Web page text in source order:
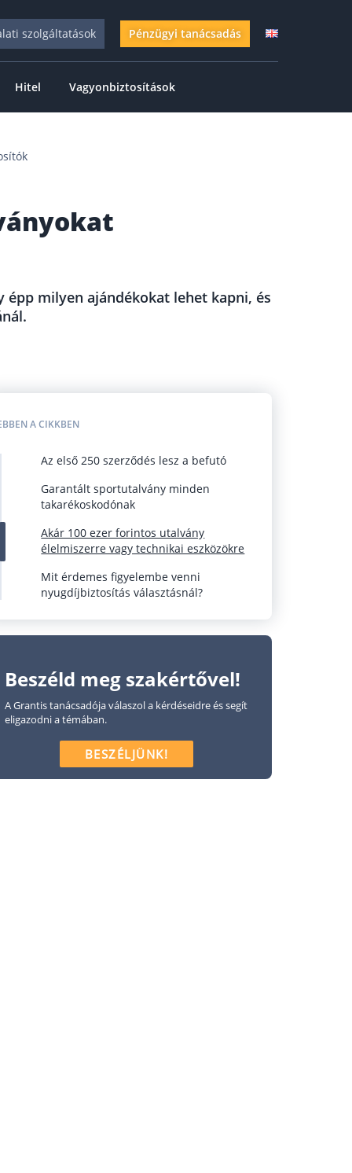
szolgáltatások Pénzügyi tanácsadás
Hitel Vagyonbiztosítások
milyen ajándékokat lehet kapni, és
A CIKKBEN
Az első 250 szerződés lesz a befutó
Garantált sportutalvány minden
takarékoskodónak
Akár 100 ezer forintos utalvány
élelmiszerre vagy technikai eszközökre
Mit érdemes figyelembe venni
nyugdíjbiztosítás választásnál?
Beszéld meg szakértővel!
A Grantis tanácsadója válaszol a kérdéseidre és segít
eligazodni a témában.
BESZÉLJÜNK!